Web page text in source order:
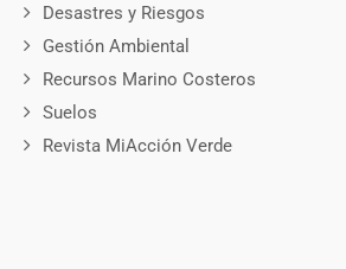
Desastres y Riesgos
Gestión Ambiental
Recursos Marino Costeros
Suelos
Revista MiAcción Verde